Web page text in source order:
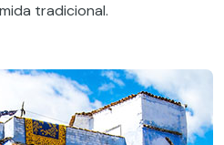
tradicional.